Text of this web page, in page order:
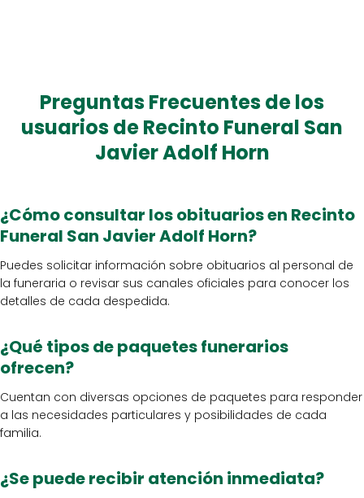
Preguntas Frecuentes de los
usuarios de Recinto Funeral San
Javier Adolf Horn
¿Cómo consultar los obituarios en Recinto
Funeral San Javier Adolf Horn?
Puedes solicitar información sobre obituarios al personal de
la funeraria o revisar sus canales oficiales para conocer los
detalles de cada despedida.
¿Qué tipos de paquetes funerarios
ofrecen?
Cuentan con diversas opciones de paquetes para responder
a las necesidades particulares y posibilidades de cada
familia.
¿Se puede recibir atención inmediata?